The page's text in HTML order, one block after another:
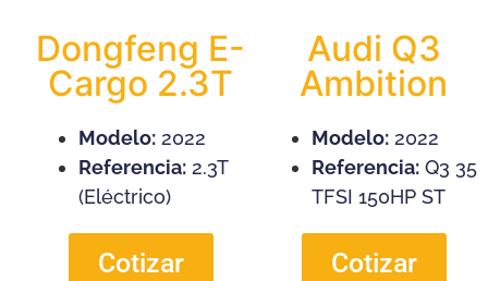
Dongfeng E-
Cargo 2.3T
Modelo: 2022
Referencia: 2.3T
(Eléctrico)
Cotizar
Audi Q3
Ambition
Modelo: 2022
Referencia: Q3 35
TFSI 150HP ST
Cotizar